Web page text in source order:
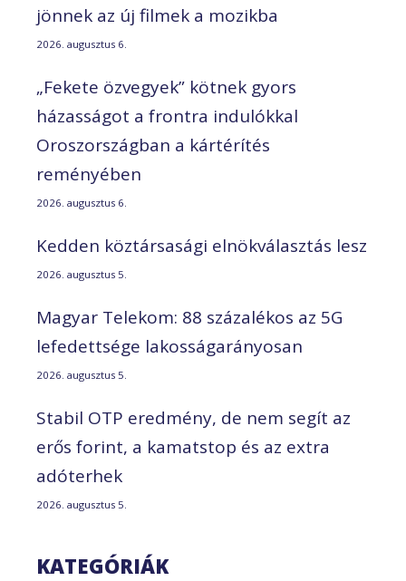
jönnek az új filmek a mozikba
2026. augusztus 6.
„Fekete özvegyek” kötnek gyors
házasságot a frontra indulókkal
Oroszországban a kártérítés
reményében
2026. augusztus 6.
Kedden köztársasági elnökválasztás lesz
2026. augusztus 5.
Magyar Telekom: 88 százalékos az 5G
lefedettsége lakosságarányosan
2026. augusztus 5.
Stabil OTP eredmény, de nem segít az
erős forint, a kamatstop és az extra
adóterhek
2026. augusztus 5.
KATEGÓRIÁK